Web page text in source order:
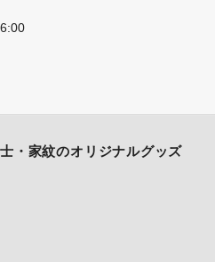
・家紋のオリジナルグッズ